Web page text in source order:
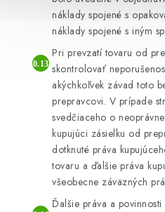
náklady spojené s
náklady spojené s iným
Pri prevzatí tovaru od
skontrolovať
akýchkoľvek závad toto
prepravcovi. V prípade
svedčiaceho o
kupujúci zásielku od
dotknuté práva
tovaru a ďalšie práva
všeobecne záväzných
Ďalšie práva a